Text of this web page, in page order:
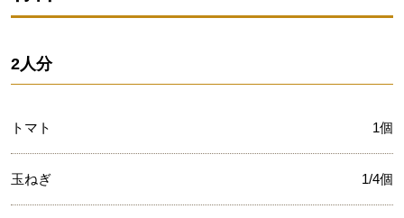
2人分
トマト 1個
玉ねぎ 1/4個